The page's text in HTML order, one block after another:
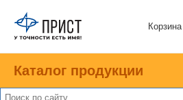
Каталог продукции